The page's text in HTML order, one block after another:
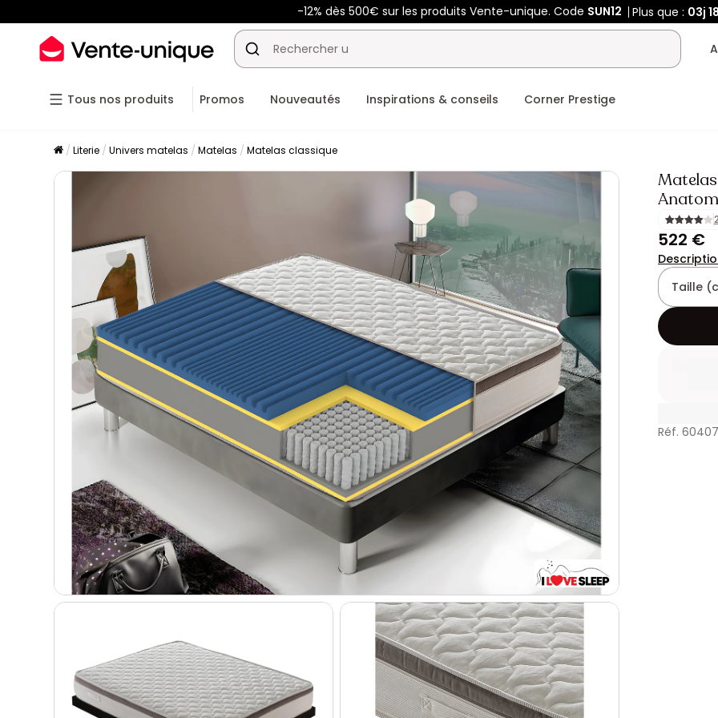
-12% dès 500€ sur les produits Vente-unique. Code SUN12 Plus que : 03j
Tous nos produits Promos Nouveautés Inspirations & conseils Corner Prestige
Literie Univers matelas Matelas Matelas classique
522 €
Taille
Réf.